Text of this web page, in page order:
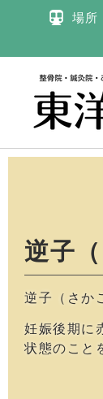
場所
逆子
逆子（さか
妊娠後期に
状態のこと